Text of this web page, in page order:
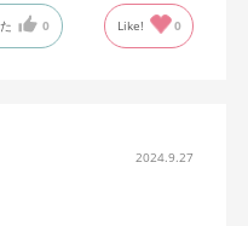
0 Like! 0
2024.9.27